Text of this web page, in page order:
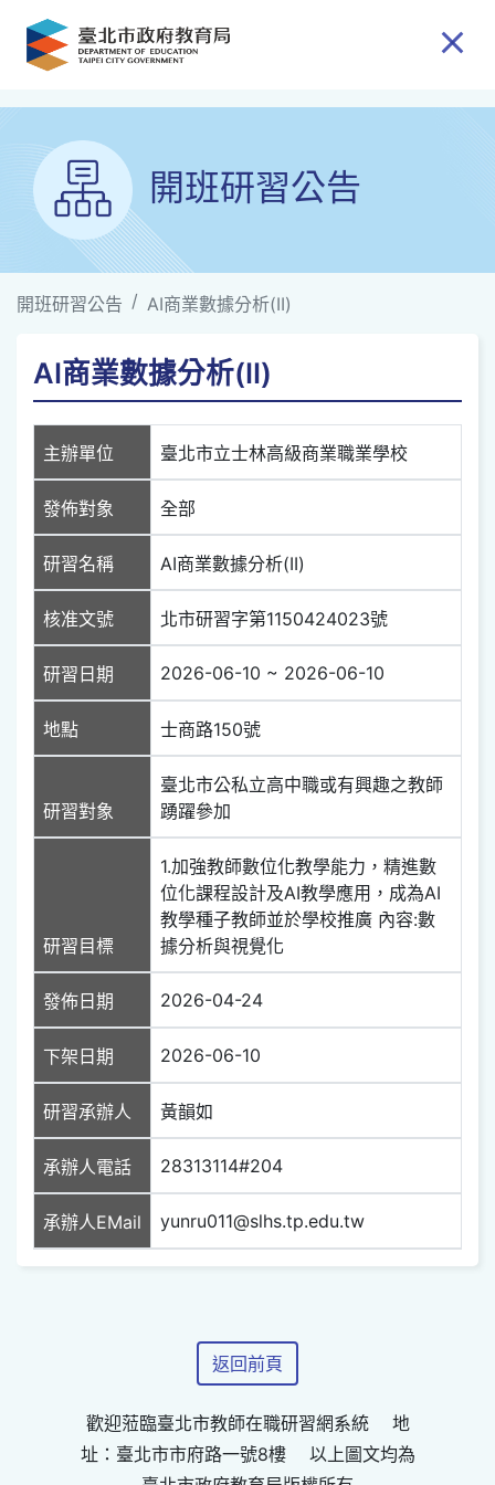
跳到主要內容
開班研習公告
開班研習公告 AI商業數據分析(II)
AI商業數據分析(II)
主辦單位 臺北市立士林高級商業職業學校
發佈對象 全部
研習名稱 AI商業數據分析(II)
核准文號 北市研習字第1150424023號
研習日期 2026-06-10 ~ 2026-06-10
地點 士商路150號
研習對象
臺北市公私立高中職或有興趣之教師
踴躍參加
研習目標
1.加強教師數位化教學能力，精進數
位化課程設計及AI教學應用，成為AI
教學種子教師並於學校推廣 內容:數
據分析與視覺化
發佈日期 2026-04-24
下架日期 2026-06-10
研習承辦人 黃韻如
承辦人電話 28313114#204
承辦人EMail yunru011@slhs.tp.edu.tw
返回前頁
歡迎蒞臨臺北市教師在職研習網系統 地
址：臺北市市府路一號8樓 以上圖文均為